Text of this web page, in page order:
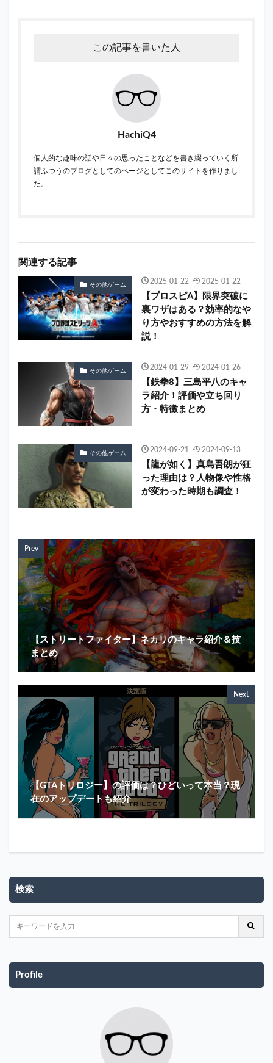
この記事を書いた人
HachiQ4
個人的な趣味の話や日々の思ったことなどを書き綴っていく所
謂ふつうのブログとしてのページとしてこのサイトを作りまし
た。
関連する記事
その他ゲーム 2025-01-22 2025-01-22
【プロスピA】限界突破に
裏ワザはある？効率的なや
り方やおすすめの方法を解
説！
その他ゲーム 2024-01-29 2024-01-26
【鉄拳8】三島平八のキャ
ラ紹介！評価や立ち回り
方・特徴まとめ
その他ゲーム 2024-09-21 2024-09-13
【龍が如く】真島吾朗が狂
った理由は？人物像や性格
が変わった時期も調査！
Prev
【ストリートファイター】ネカリのキャラ紹介＆技
まとめ
Next
【GTAトリロジー】の評価は？ひどいって本当？現
在のアップデートも紹介
検索
Profile